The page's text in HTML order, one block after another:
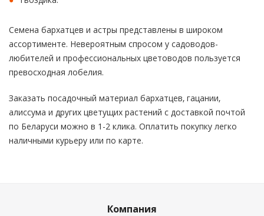
Семена бархатцев и астры представлены в широком
ассортименте. Невероятным спросом у садоводов-
любителей и профессиональных цветоводов пользуется
превосходная лобелия.
Заказать посадочный материал бархатцев, гацании,
алиссума и других цветущих растений с доставкой почтой
по Беларуси можно в 1-2 клика. Оплатить покупку легко
наличными курьеру или по карте.
Компания